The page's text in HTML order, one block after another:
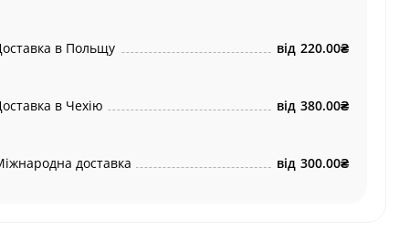
в Польщу від 220.00₴
в Чехію від 380.00₴
доставка від 300.00₴